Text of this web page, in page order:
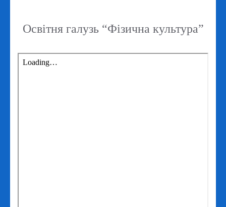
Освітня галузь “Фізична культура”